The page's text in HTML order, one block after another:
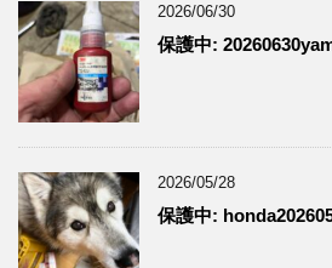
2026/06/30
保護中:
2026/05/28
保護中: